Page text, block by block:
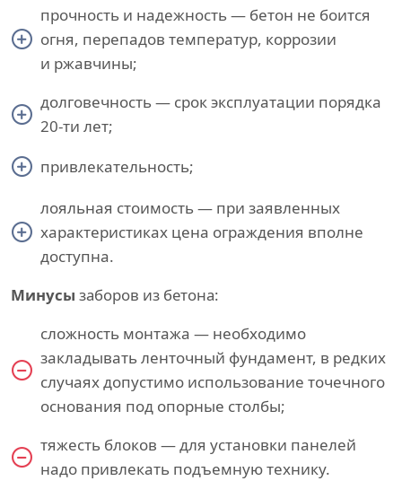
прочность и надежность — бетон не боится
огня, перепадов температур, коррозии
и ржавчины;
долговечность — срок эксплуатации порядка
20-ти лет;
привлекательность;
лояльная стоимость — при заявленных
характеристиках цена ограждения вполне
доступна.
Минусы заборов из бетона:
сложность монтажа — необходимо
закладывать ленточный фундамент, в редких
случаях допустимо использование точечного
основания под опорные столбы;
тяжесть блоков — для установки панелей
надо привлекать подъемную технику.